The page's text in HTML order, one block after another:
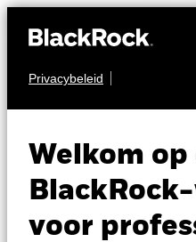
Privacybeleid
Welkom op
voor
AANDELEN
Income